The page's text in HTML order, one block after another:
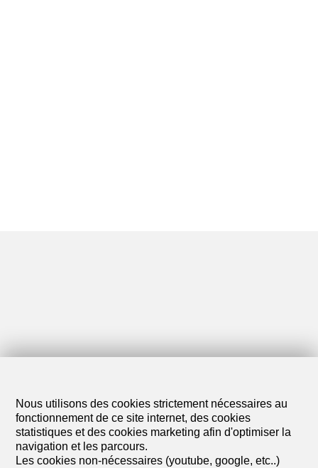
Nous utilisons des cookies strictement nécessaires au
fonctionnement de ce site internet, des cookies
statistiques et des cookies marketing afin d'optimiser la
navigation et les parcours.
Les cookies non-nécessaires (youtube, google, etc..)